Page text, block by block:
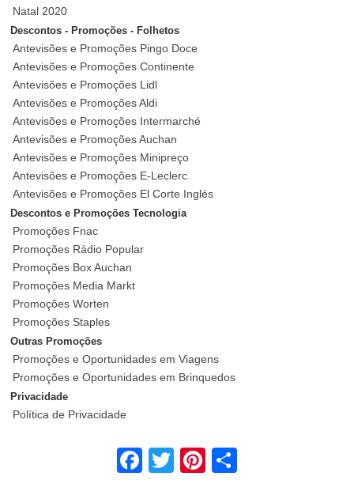
Natal 2020
Descontos - Promoções - Folhetos
Antevisões e Promoções Pingo Doce
Antevisões e Promoções Continente
Antevisões e Promoções Lidl
Antevisões e Promoções Aldi
Antevisões e Promoções Intermarché
Antevisões e Promoções Auchan
Antevisões e Promoções Minipreço
Antevisões e Promoções E-Leclerc
Antevisões e Promoções El Corte Inglés
Descontos e Promoções Tecnologia
Promoções Fnac
Promoções Rádio Popular
Promoções Box Auchan
Promoções Media Markt
Promoções Worten
Promoções Staples
Outras Promoções
Promoções e Oportunidades em Viagens
Promoções e Oportunidades em Brinquedos
Privacidade
Política de Privacidade
Facebook Twitter Pinterest